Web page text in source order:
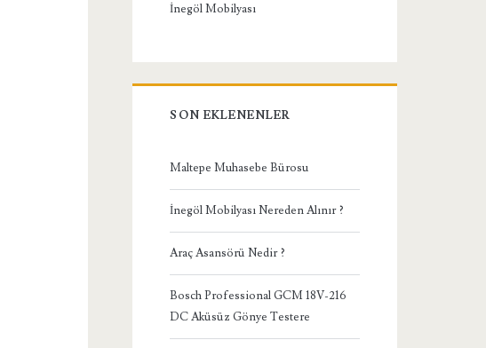
İnegöl Mobilyası
SON EKLENENLER
Maltepe Muhasebe Bürosu
İnegöl Mobilyası Nereden Alınır ?
Araç Asansörü Nedir ?
Bosch Professional GCM 18V-216
DC Aküsüz Gönye Testere